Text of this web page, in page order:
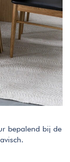
bepalend bij de